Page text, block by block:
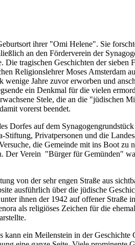
ihrer "Omi Helene". Sie
an den Förderverein der
tragischen Geschichten der sieben
Religionslehrer Moses Amsterdam
Jahre zuvor erworben und
ein Denkmal für die vielen
Stele, die an die "jüdischen
vorerst beendet.
Dorfes auf dem
Privatpersonen und die
die Gemeinde mit ins Boot zu
Der Verein "Bürger für Gemünden"
von der sehr engen Straße aus
ausführlich über die jüdische
ihnen der 1942 auf offener Straße
als religiöses Zeichen für die
kann ein Meilenstein in der Geschichte